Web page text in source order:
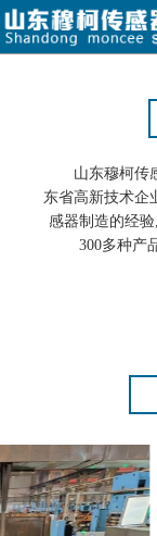
山东穆柯传
东省高新技术企
感器制造的经
300多种产